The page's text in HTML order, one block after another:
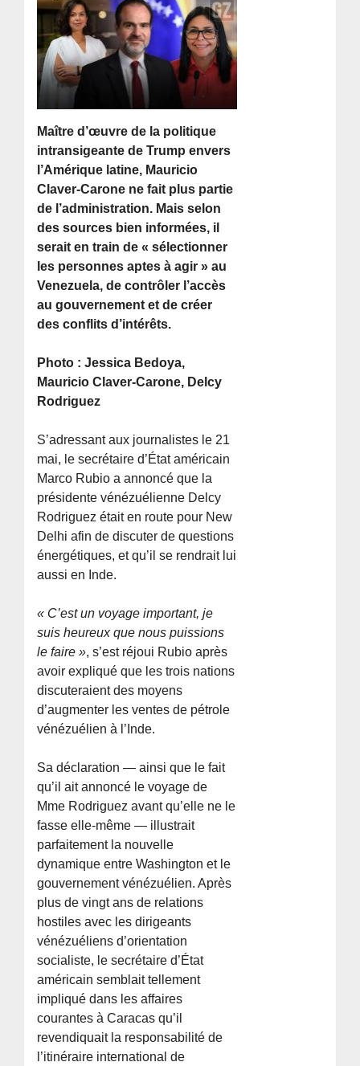
Maître d’œuvre de la politique
intransigeante de Trump envers
l’Amérique latine, Mauricio
Claver-Carone ne fait plus partie
de l’administration. Mais selon
des sources bien informées, il
serait en train de « sélectionner
les personnes aptes à agir » au
Venezuela, de contrôler l’accès
au gouvernement et de créer
des conflits d’intérêts.
Photo : Jessica Bedoya,
Mauricio Claver-Carone, Delcy
Rodriguez
S’adressant aux journalistes le 21
mai, le secrétaire d’État américain
Marco Rubio a annoncé que la
présidente vénézuélienne Delcy
Rodriguez était en route pour New
Delhi afin de discuter de questions
énergétiques, et qu’il se rendrait lui
aussi en Inde.
« C’est un voyage important, je
suis heureux que nous puissions
le faire », s’est réjoui Rubio après
avoir expliqué que les trois nations
discuteraient des moyens
d’augmenter les ventes de pétrole
vénézuélien à l’Inde.
Sa déclaration — ainsi que le fait
qu’il ait annoncé le voyage de
Mme Rodriguez avant qu’elle ne le
fasse elle-même — illustrait
parfaitement la nouvelle
dynamique entre Washington et le
gouvernement vénézuélien. Après
plus de vingt ans de relations
hostiles avec les dirigeants
vénézuéliens d’orientation
socialiste, le secrétaire d’État
américain semblait tellement
impliqué dans les affaires
courantes à Caracas qu’il
revendiquait la responsabilité de
l’itinéraire international de